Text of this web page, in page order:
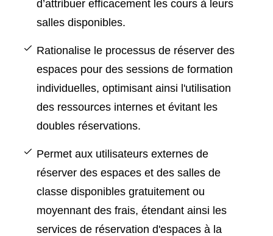
d’attribuer efficacement les cours à leurs
salles disponibles.
Rationalise le processus de réserver des
espaces pour des sessions de formation
individuelles, optimisant ainsi l'utilisation
des ressources internes et évitant les
doubles réservations.
Permet aux utilisateurs externes de
réserver des espaces et des salles de
classe disponibles gratuitement ou
moyennant des frais, étendant ainsi les
services de réservation d'espaces à la